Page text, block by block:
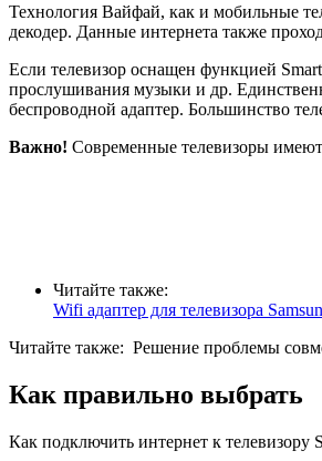
Технология Вайфай, как и мобильные
декодер. Данные интернета также
Если телевизор оснащен функцией
прослушивания музыки и др.
беспроводной адаптер. Большинство
Важно! Современные телевизоры
Читайте также:
Wifi адаптер для телевизора
Читайте также: Решение проблемы
Как правильно выбрать
Как подключить интернет к телевизору